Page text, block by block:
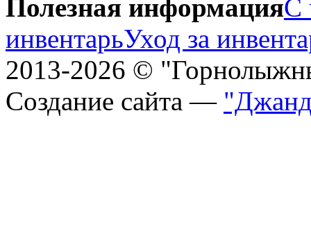
Полезная информацияС
инвентарьУход за
2013-2026 ©
Создание сайта —